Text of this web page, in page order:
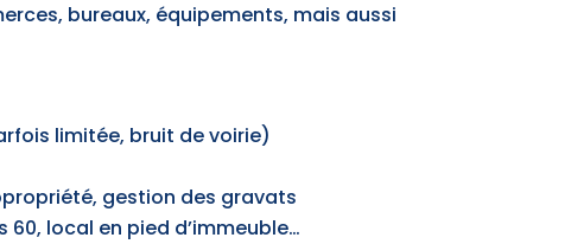
bureaux, équipements, mais aussi
limitée, bruit de voirie)
gestion des gravats
local en pied d’immeuble…